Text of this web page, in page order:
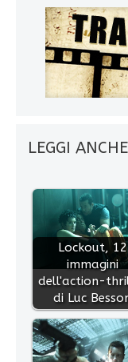
LEGGI
Lockout, 12
immagini
dell'action-
di Luc